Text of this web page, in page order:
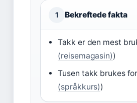
1 Bekreftede fakta
Takk er den mest
(reisemagasin))
Tusen takk brukes
(språkkurs))